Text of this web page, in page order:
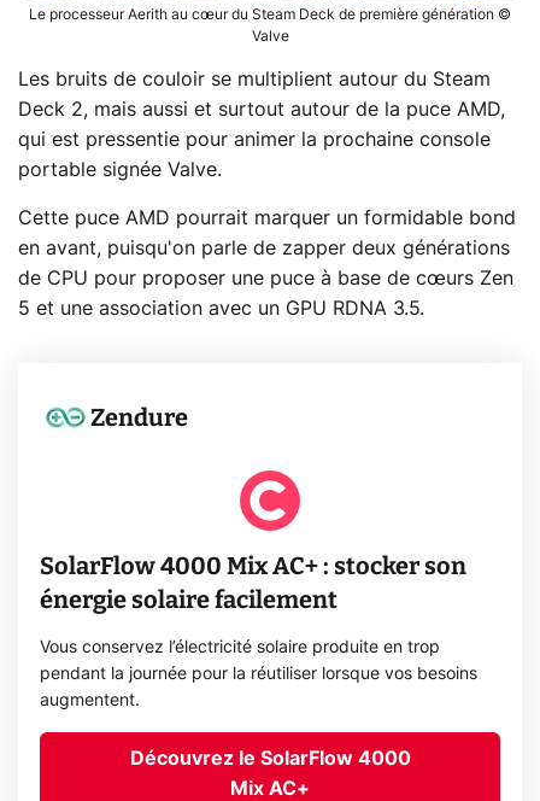
Le processeur Aerith au cœur du Steam Deck de première génération ©
Valve
Les bruits de couloir se multiplient autour du Steam
Deck 2, mais aussi et surtout autour de la puce AMD,
qui est pressentie pour animer la prochaine console
portable signée Valve.
Cette puce AMD pourrait marquer un formidable bond
en avant, puisqu'on parle de zapper deux générations
de CPU pour proposer une puce à base de cœurs Zen
5 et une association avec un GPU RDNA 3.5.
Zendure
SolarFlow 4000 Mix AC+ : stocker son
énergie solaire facilement
Vous conservez l’électricité solaire produite en trop
pendant la journée pour la réutiliser lorsque vos besoins
augmentent.
Découvrez le SolarFlow 4000
Mix AC+